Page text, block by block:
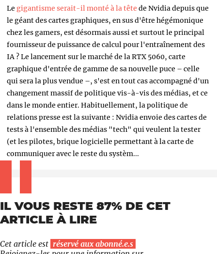
Le gigantisme serait-il monté à la tête de Nvidia depuis que
le géant des cartes graphiques, en sus d'être hégémonique
chez les gamers, est désormais aussi et surtout le principal
fournisseur de puissance de calcul pour l'entraînement des
IA ? Le lancement sur le marché de la RTX 5060, carte
graphique d'entrée de gamme de sa nouvelle puce – celle
qui sera la plus vendue –, s'est en tout cas accompagné d'un
changement massif de politique vis-à-vis des médias, et ce
dans le monde entier. Habituellement, la politique de
relations presse est la suivante : Nvidia envoie des cartes de
tests à l'ensemble des médias "tech" qui veulent la tester
(et les pilotes, brique logicielle permettant à la carte de
communiquer avec le reste du systèm...
IL VOUS RESTE 87% DE CET
ARTICLE À LIRE
Cet article est réservé aux abonné.e.s